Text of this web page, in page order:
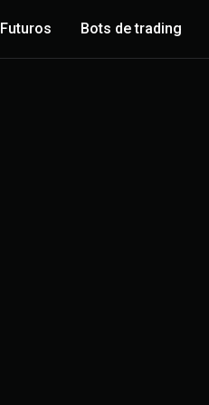
Futuros Bots de trading